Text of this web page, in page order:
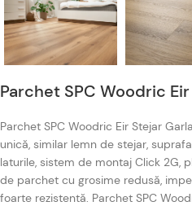
Parchet SPC Woodric
Parchet SPC Woodric Eir Stejar
unică, similar lemn de stejar,
laturile, sistem de montaj Click 2G,
de parchet cu grosime redusă,
foarte rezistentă. Parchet SPC